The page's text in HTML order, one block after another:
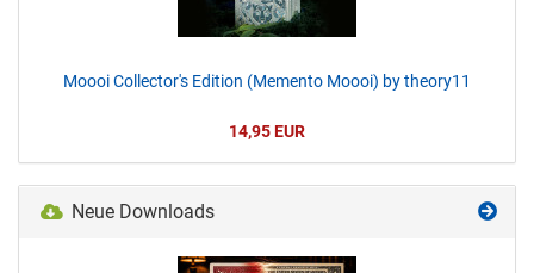
Moooi Collector's Edition (Memento Moooi) by theory11
14,95 EUR
Neue Downloads